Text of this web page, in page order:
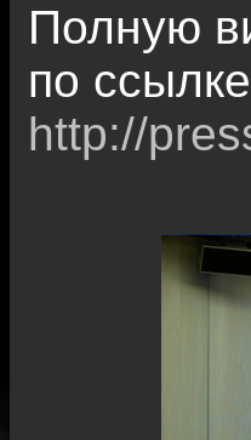
Полную
по
http://